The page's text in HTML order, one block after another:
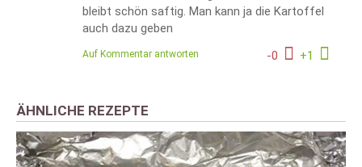
bleibt schön saftig. Man kann ja die Kartoffel
auch dazu geben
-0 +1
Auf Kommentar antworten
ÄHNLICHE REZEPTE